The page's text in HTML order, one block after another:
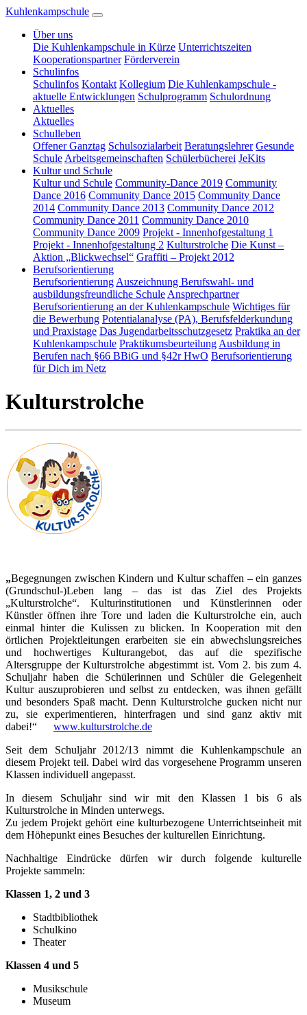
Kuhlenkampschule
Über uns
Die Kuhlenkampschule in Kürze Unterrichtszeiten
Kooperationspartner Förderverein
Schulinfos
Schulinfos Kontakt Kollegium Die Kuhlenkampschule -
aktuelle Entwicklungen Schulprogramm Schulordnung
Aktuelles
Aktuelles
Schulleben
Offener Ganztag Schulsozialarbeit Beratungslehrer Gesunde
Schule Arbeitsgemeinschaften Schülerbücherei JeKits
Kultur und Schule
Kultur und Schule Community-Dance 2019 Community
Dance 2016 Community Dance 2015 Community Dance
2014 Community Dance 2013 Community Dance 2012
Community Dance 2011 Community Dance 2010
Community Dance 2009 Projekt - Innenhofgestaltung 1
Projekt - Innenhofgestaltung 2 Kulturstrolche Die Kunst –
Aktion „Blickwechsel“ Graffiti – Projekt 2012
Berufsorientierung
Berufsorientierung Auszeichnung Berufswahl- und
ausbildungsfreundliche Schule Ansprechpartner
Berufsorientierung an der Kuhlenkampschule Wichtiges für
die Bewerbung Potentialanalyse (PA), Berufsfelderkundung
und Praxistage Das Jugendarbeitsschutzgesetz Praktika an der
Kuhlenkampschule Praktikumsbeurteilung Ausbildung in
Berufen nach §66 BBiG und §42r HwO Berufsorientierung
für Dich im Netz
Kulturstrolche
„Begegnungen zwischen Kindern und Kultur schaffen – ein ganzes
(Grundschul-)Leben lang – das ist das Ziel des Projekts
„Kulturstrolche“. Kulturinstitutionen und Künstlerinnen oder
Künstler öffnen ihre Tore und laden die Kulturstrolche ein, auch
einmal hinter die Kulissen zu blicken. In Kooperation mit den
örtlichen Projektleitungen erarbeiten sie ein abwechslungsreiches
und hochwertiges Kulturangebot, das auf die spezifische
Altersgruppe der Kulturstrolche abgestimmt ist. Vom 2. bis zum 4.
Schuljahr haben die Schülerinnen und Schüler die Gelegenheit
Kultur auszuprobieren und selbst zu entdecken, was ihnen gefällt
und besonders Spaß macht. Denn Kulturstrolche gucken nicht nur
zu, sie experimentieren, hinterfragen und sind ganz aktiv mit
dabei!“ www.kulturstrolche.de
Seit dem Schuljahr 2012/13 nimmt die Kuhlenkampschule an
diesem Projekt teil. Dabei wird das vorgesehene Programm unseren
Klassen individuell angepasst.
In diesem Schuljahr sind wir mit den Klassen 1 bis 6 als
Kulturstrolche in Minden unterwegs.
Zu jedem Projekt gehört eine kulturbezogene Unterrichtseinheit mit
dem Höhepunkt eines Besuches der kulturellen Einrichtung.
Nachhaltige Eindrücke dürfen wir durch folgende kulturelle
Projekte sammeln:
Klassen 1, 2 und 3
Stadtbibliothek
Schulkino
Theater
Klassen 4 und 5
Musikschule
Museum